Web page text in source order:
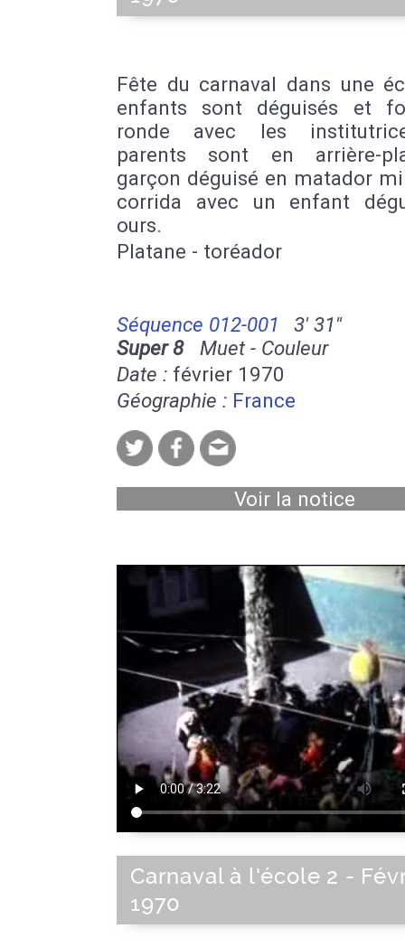
Fête du carnaval dans une
enfants sont déguisés et
ronde avec les
parents sont en arrière-
garçon déguisé en matador
corrida avec un enfant
ours.
Platane - toréador
Séquence 012-001
3' 31''
Super 8Muet - Couleur
Date : février 1970
Géographie : France
Voir la notice
Carnaval à l'école 2 -
1970